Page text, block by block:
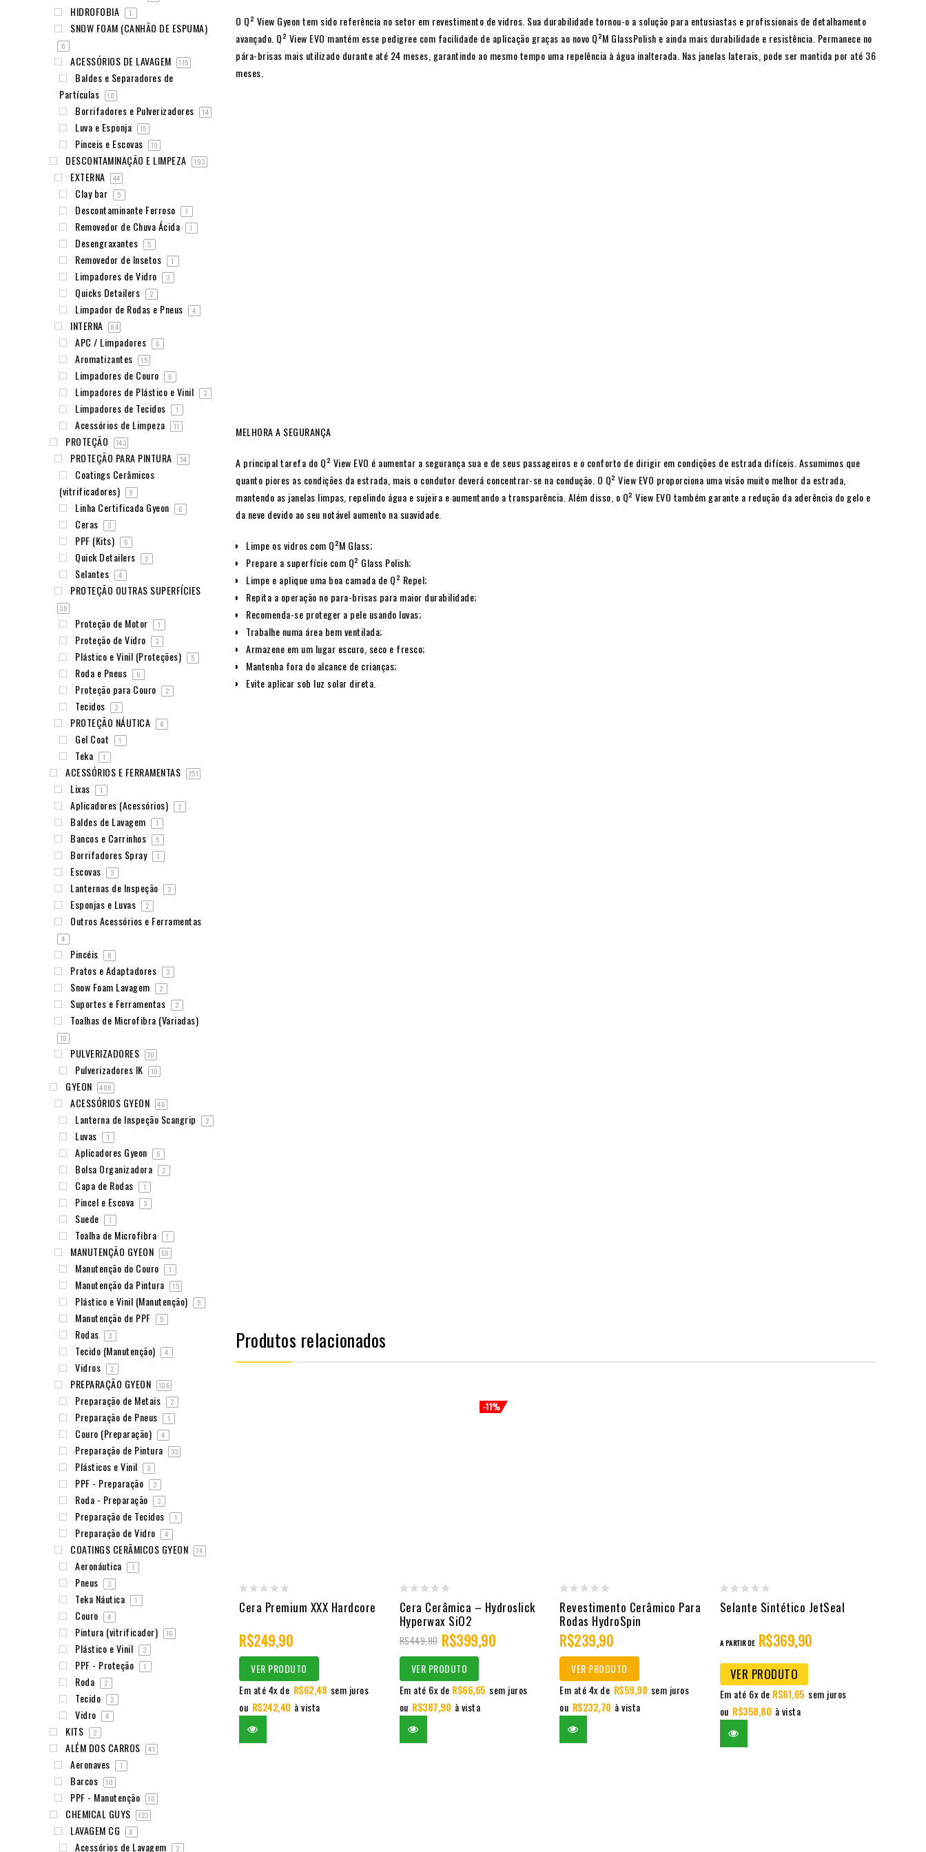
O Q² View Gyeon tem sido referência no setor em revestimento de vidros. Sua durabilidade tornou-o a solução para entusiastas e profissionais de detalhamento
avançado. Q² View EVO mantém esse pedigree com facilidade de aplicação graças ao novo Q²M GlassPolish e ainda mais durabilidade e resistência. Permanece no
pára-brisas mais utilizado durante até 24 meses, garantindo ao mesmo tempo uma repelência à água inalterada. Nas janelas laterais, pode ser mantida por até 36
meses.
MELHORA A SEGURANÇA
A principal tarefa do Q² View EVO é aumentar a segurança sua e de seus passageiros e o conforto de dirigir em condições de estrada difíceis. Assumimos que
quanto piores as condições da estrada, mais o condutor deverá concentrar-se na condução. O Q² View EVO proporciona uma visão muito melhor da estrada,
mantendo as janelas limpas, repelindo água e sujeira e aumentando a transparência. Além disso, o Q² View EVO também garante a redução da aderência do gelo e
da neve devido ao seu notável aumento na suavidade.
Limpe os vidros com Q²M Glass;
Prepare a superfície com Q² Glass Polish;
Limpe e aplique uma boa camada de Q² Repel;
Repita a operação no para-brisas para maior durabilidade;
Recomenda-se proteger a pele usando luvas;
Trabalhe numa área bem ventilada;
Armazene em um lugar escuro, seco e fresco;
Mantenha fora do alcance de crianças;
Evite aplicar sob luz solar direta.
Produtos relacionados
0
of
Cera Premium XXX Hardcore
R$249,90
VER PRODUTO
Em até 4x de R$62,48 sem juros
ou R$242,40 à vista
-11%
0
out
of
Cera Cerâmica – Hydroslick
Hyperwax SiO2
R$449,90 R$399,90
VER PRODUTO
Em até 6x de R$66,65 sem juros
ou R$387,90 à vista
0
out
of
Revestimento Cerâmico Para
Rodas HydroSpin
R$239,90
VER PRODUTO
Em até 4x de R$59,98 sem juros
ou R$232,70 à vista
0
Selante Sintético JetSeal
A PARTIR DE R$369,90
VER PRODUTO
Em até 6x de R$61,65 sem juros
ou R$358,80 à vista
HIDROFOBIA 1
SNOW FOAM (CANHÃO DE ESPUMA)
6
ACESSÓRIOS DE LAVAGEM 115
Baldes e Separadores de
Partículas
10
Borrifadores e Pulverizadores 14
Luva e Esponja 15
Pinceis e Escovas 19
DESCONTAMINAÇÃO E LIMPEZA 193
EXTERNA 44
Clay bar 5
Descontaminante Ferroso 1
Removedor de Chuva Ácida 1
Desengraxantes 5
Removedor de Insetos 1
Limpadores de Vidro 3
Quicks Detailers 2
Limpador de Rodas e Pneus 4
INTERNA 84
APC / Limpadores 6
Aromatizantes 15
Limpadores de Couro 6
Limpadores de Plástico e Vinil 3
Limpadores de Tecidos 1
Acessórios de Limpeza 11
PROTEÇÃO 143
PROTEÇÃO PARA PINTURA 54
Coatings Cerâmicos
(vitrificadores)
9
Linha Certificada Gyeon 6
Ceras 3
PPF (Kits) 6
Quick Detailers 2
Selantes 4
PROTEÇÃO OUTRAS SUPERFÍCIES
39
Proteção de Motor 1
Proteção de Vidro 3
Plástico e Vinil (Proteções) 5
Roda e Pneus 6
Proteção para Couro 2
Tecidos 2
PROTEÇÃO NÁUTICA 4
Gel Coat 1
Teka 1
ACESSÓRIOS E FERRAMENTAS 251
Lixas 1
Aplicadores (Acessórios) 2
Baldes de Lavagem 1
Bancos e Carrinhos 5
Borrifadores Spray 1
Escovas 3
Lanternas de Inspeção 3
Esponjas e Luvas 2
Outros Acessórios e Ferramentas
4
Pincéis 8
Pratos e Adaptadores 3
Snow Foam Lavagem 2
Suportes e Ferramentas 2
Toalhas de Microfibra (Variadas)
10
PULVERIZADORES 20
Pulverizadores IK 10
GYEON 408
ACESSÓRIOS GYEON 46
Lanterna de Inspeção Scangrip 2
Luvas 1
Aplicadores Gyeon 6
Bolsa Organizadora 2
Capa de Rodas 1
Pincel e Escova 3
Suede 1
Toalha de Microfibra 7
MANUTENÇÃO GYEON 69
Manutenção do Couro 1
Manutenção da Pintura 15
Plástico e Vinil (Manutenção) 5
Manutenção de PPF 5
Rodas 3
Tecido (Manutenção) 4
Vidros 2
PREPARAÇÃO GYEON 106
Preparação de Metais 2
Preparação de Pneus 1
Couro (Preparação) 4
Preparação de Pintura 33
Plásticos e Vinil 3
PPF - Preparação 2
Roda - Preparação 3
Preparação de Tecidos 1
Preparação de Vidro 4
COATINGS CERÂMICOS GYEON 74
Aeronáutica 1
Pneus 3
Teka Náutica 1
Couro 4
Pintura (vitrificador) 16
Plástico e Vinil 3
PPF - Proteção 1
Roda 2
Tecido 2
Vidro 4
KITS 2
ALÉM DOS CARROS 41
Aeronaves 1
Barcos 10
PPF - Manutenção 10
CHEMICAL GUYS 123
LAVAGEM CG 8
Acessórios de Lavagem 2